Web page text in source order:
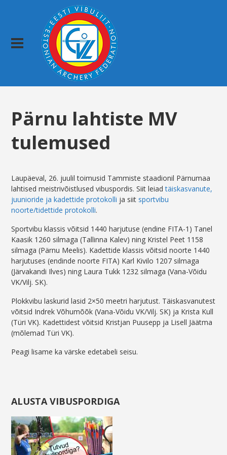
Pärnu lahtiste MV
tulemused
Laupäeval, 26. juulil toimusid Tammiste staadionil Pärnumaa
lahtised meistrivõistlused vibuspordis. Siit leiadtäiskasvanute,
juunioride ja kadettide protokolli ja siit sportvibu
noorte/tidettide protokolli.
Sportvibu klassis võitsid 1440 harjutuse (endine FITA-1) Tanel
Kaasik 1260 silmaga (Tallinna Kalev) ning Kristel Peet 1158
silmaga (Pärnu Meelis). Kadettide klassis võitsid noorte 1440
harjutuses (endinde noorte FITA) Karl Kivilo 1207 silmaga
(Järvakandi Ilves) ning Laura Tukk 1232 silmaga (Vana-Võidu
VK/Vilj. SK).
Plokkvibu laskurid lasid 2×50 meetri harjutust. Täiskasvanutest
võitsid Indrek Võhumõõk (Vana-Võidu VK/Vilj. SK) ja Krista Kull
(Türi VK). Kadettidest võitsid Kristjan Puusepp ja Lisell Jäätma
(mõlemad Türi VK).
Peagi lisame ka värske edetabeli seisu.
ALUSTA VIBUSPORDIGA